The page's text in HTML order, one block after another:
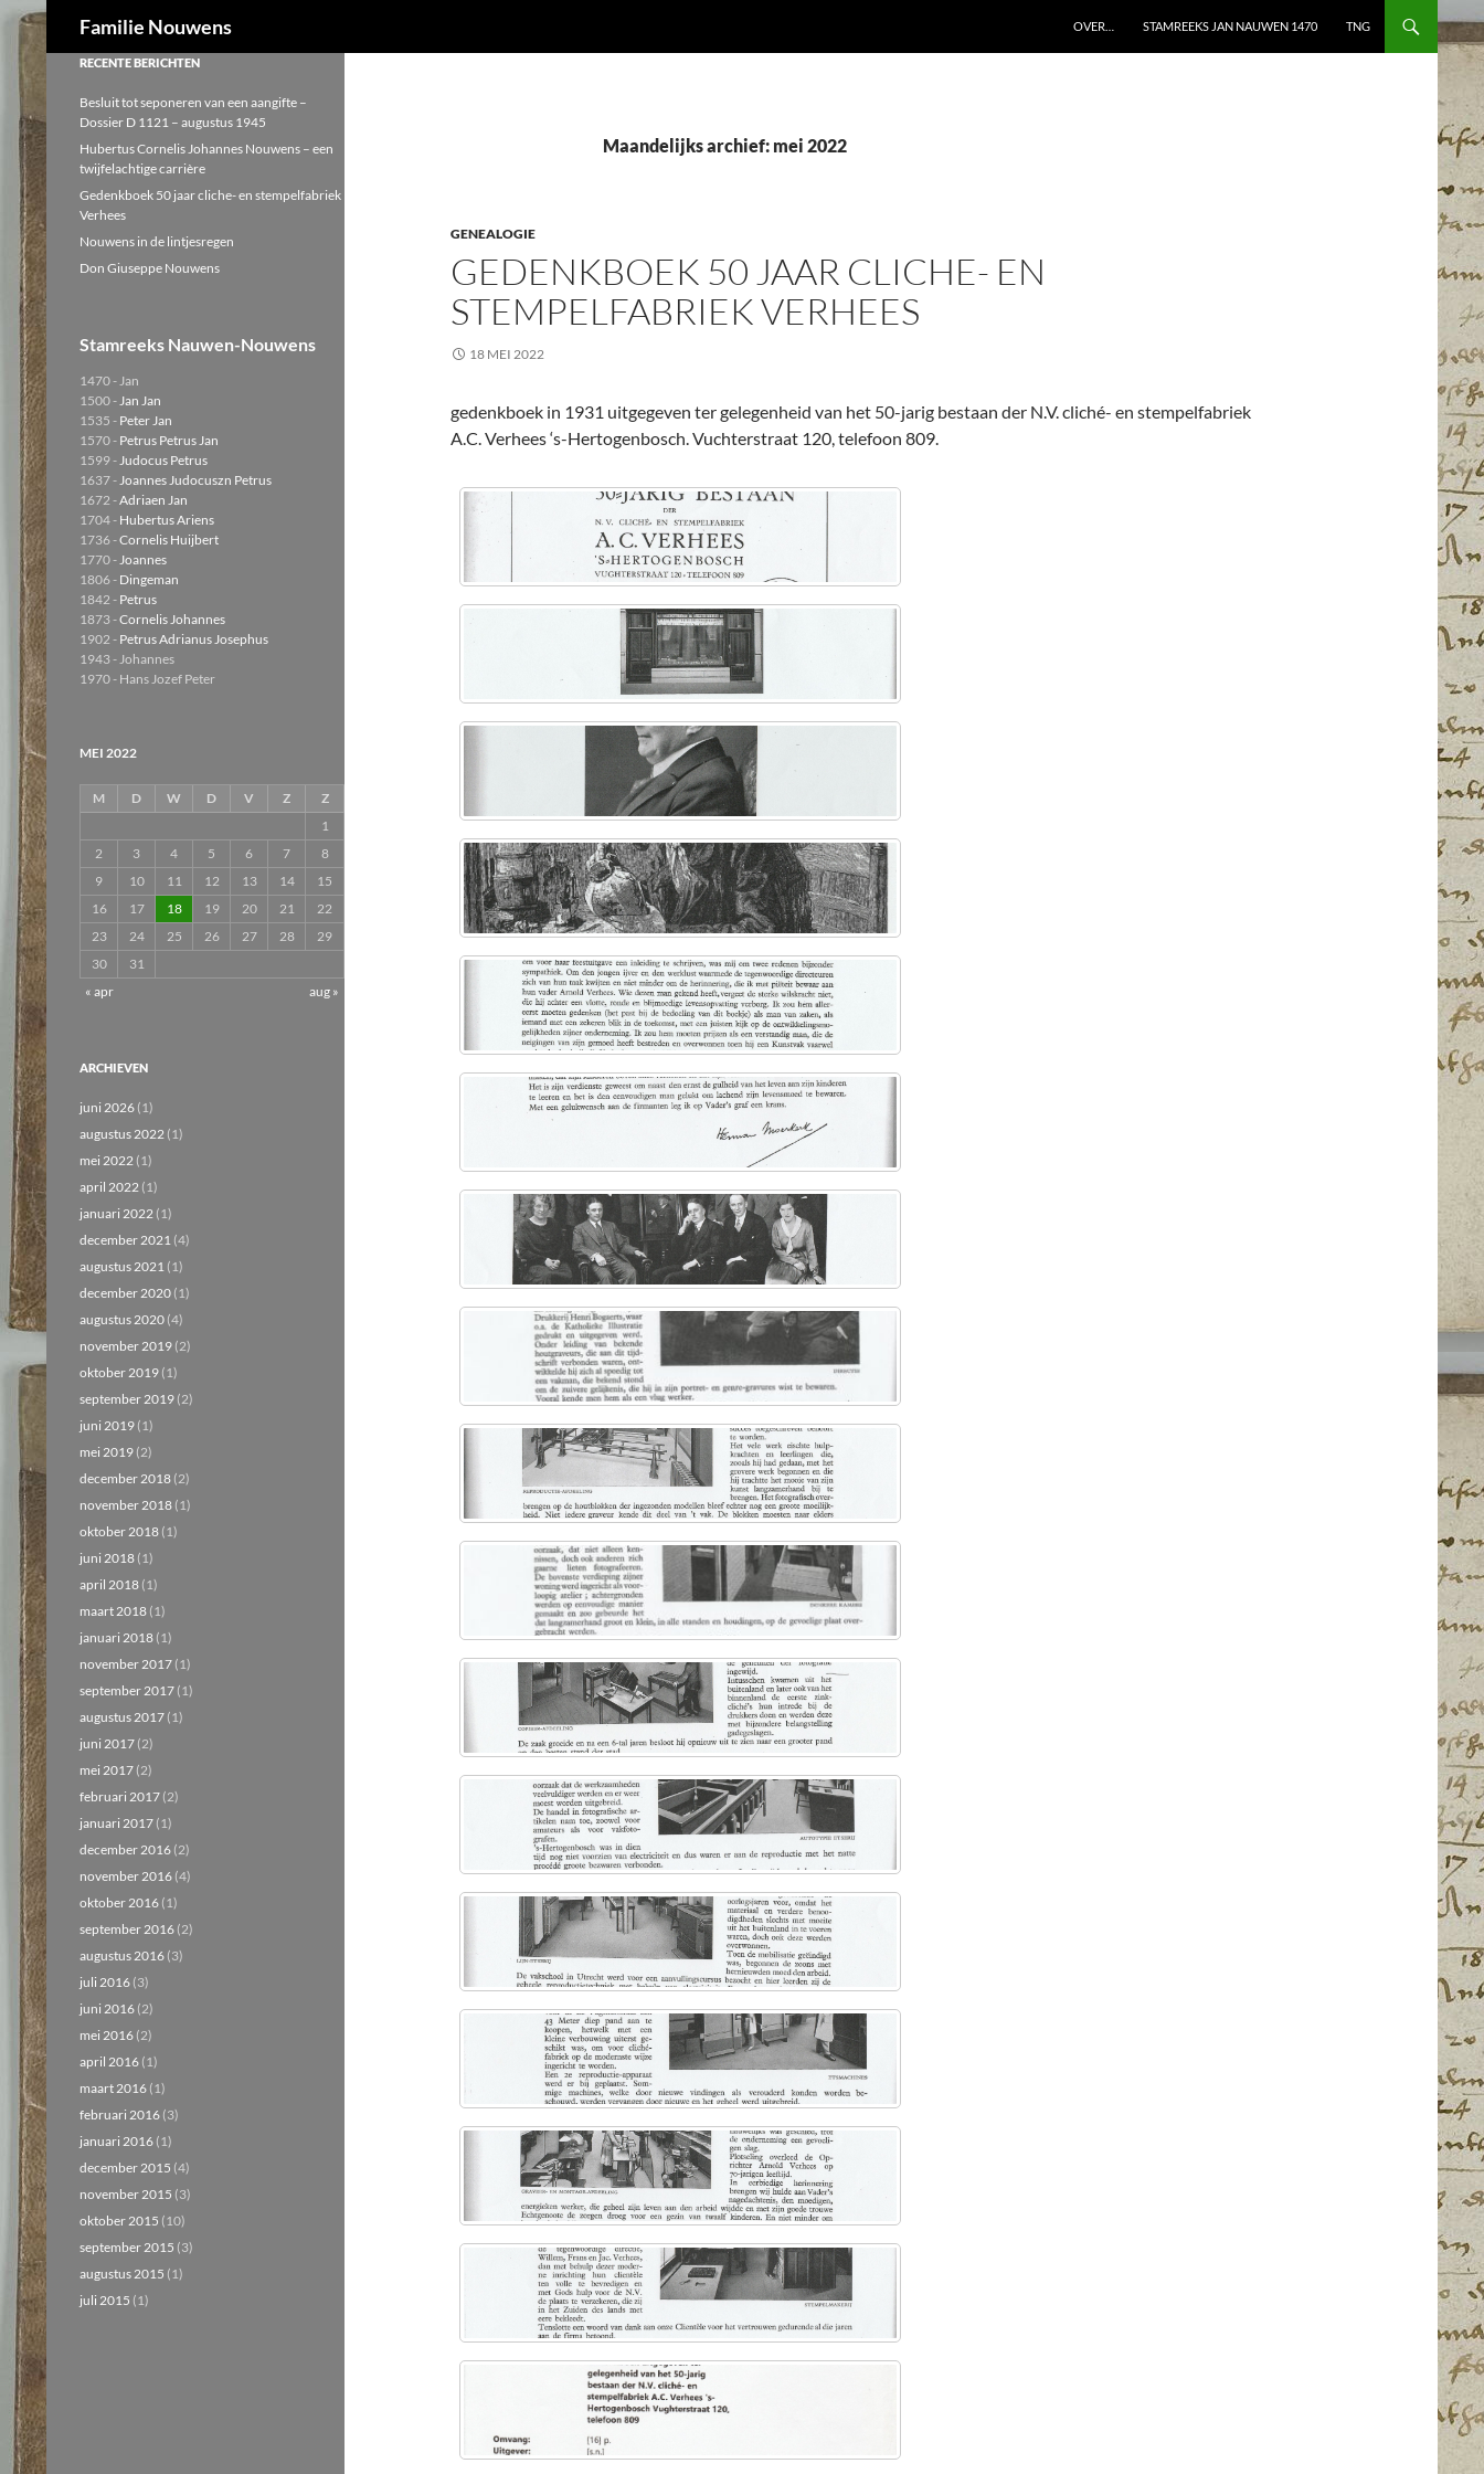
naar
inhoud
Familie Nouwens OVER… STAMREEKS JAN NAUWEN 1470 TNG
Maandelijks archief: mei 2022
GENEALOGIE
GEDENKBOEK 50 JAAR CLICHE- EN
STEMPELFABRIEK VERHEES
18 MEI 2022
gedenkboek in 1931 uitgegeven ter gelegenheid van het 50-jarig bestaan der N.V. cliché- en stempelfabriek
A.C. Verhees ‘s-Hertogenbosch. Vuchterstraat 120, telefoon 809.
RECENTE BERICHTEN
Besluit tot seponeren van een aangifte –
Dossier D 1121 – augustus 1945
Hubertus Cornelis Johannes Nouwens – een
twijfelachtige carrière
Gedenkboek 50 jaar cliche- en stempelfabriek
Verhees
Nouwens in de lintjesregen
Don Giuseppe Nouwens
Stamreeks Nauwen-Nouwens
1470 - Jan
1500 -Jan Jan
1535 - Peter Jan
1570 - Petrus Petrus Jan
1599 -Judocus Petrus
1637 -Joannes Judocuszn Petrus
1672 -Adriaen Jan
1704 - Hubertus Ariens
1736 -Cornelis Huijbert
1770 -Joannes
1806 - Dingeman
1842 - Petrus
1873 -Cornelis Johannes
1902 - Petrus Adrianus Josephus
1943 - Johannes
1970 - Hans Jozef Peter
MEI 2022
M D W D V Z
Z
1
2
3 4 5 6 7
8
9
10 11 12 13 14
15
16
17 18 19 20 21
22
23
24 25 26 27 28
29
30
31
« apr
aug »
ARCHIEVEN
juni 2026 (1)
augustus 2022 (1)
mei 2022 (1)
april 2022 (1)
januari 2022 (1)
december 2021 (4)
augustus 2021 (1)
december 2020 (1)
augustus 2020 (4)
november 2019 (2)
oktober 2019 (1)
september 2019 (2)
juni 2019 (1)
mei 2019 (2)
december 2018 (2)
november 2018 (1)
oktober 2018 (1)
juni 2018 (1)
april 2018 (1)
maart 2018 (1)
januari 2018 (1)
november 2017 (1)
september 2017 (1)
augustus 2017 (1)
juni 2017 (2)
mei 2017 (2)
februari 2017 (2)
januari 2017 (1)
december 2016 (2)
november 2016 (4)
oktober 2016 (1)
september 2016 (2)
augustus 2016 (3)
juli 2016 (3)
juni 2016 (2)
mei 2016 (2)
april 2016 (1)
maart 2016 (1)
februari 2016 (3)
januari 2016 (1)
december 2015 (4)
november 2015 (3)
oktober 2015 (10)
september 2015 (3)
augustus 2015 (1)
juli 2015 (1)